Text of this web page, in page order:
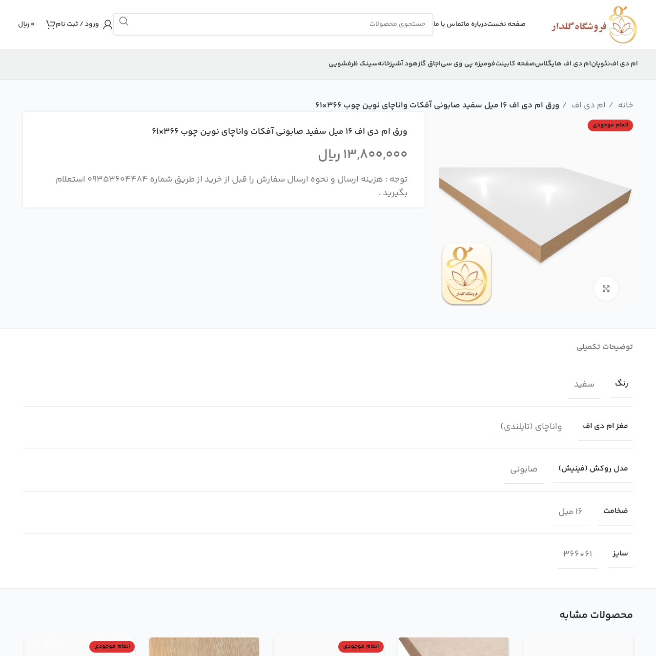
صفحه نخستدرباره ماتماس با ما ورود / ثبت نام 0ریال
ام دی افنئوپانام دی اف هایگلاسصفحه کابینتفومیزه پی وی سیاجاق گازهود آشپزخانهسینک ظرفشویی
خانه ام دی اف ورق ام دی اف 16 میل سفید صابونی آفکات واناچای نوین چوب 366×61
اتمام موجودی ورق ام دی اف 16 میل سفید صابونی آفکات واناچای نوین چوب 366×61
13,800,000ریال
توجه : هزینه ارسال و نحوه ارسال سفارش را قبل از خرید از طریق شماره 09353604484 استعلام
بگیرید .
توضیحات تکمیلی
رنگ سفید
مغز ام دی اف واناچای (تایلندی)
مدل روکش (فینیش) صابونی
ضخامت 16 میل
سایز 61*366
محصولات مشابه
اتمام موجودی اتمام موجودی